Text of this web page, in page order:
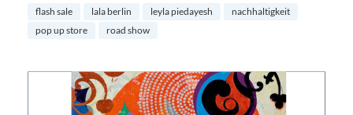
flash sale lala berlin leyla piedayesh
nachhaltigkeit
pop up store
road show